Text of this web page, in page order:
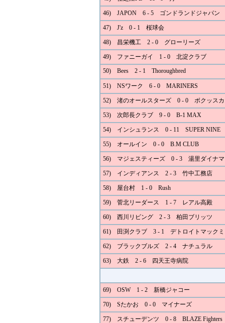
46) JAPON 6 - 5 ゴンドランドジャパン
47) J'z 0 - 1 桜球会
48) 昌栄機工 2 - 0 グローリーズ
49) ファニーガイ 1 - 0 北淀クラブ
50) Bees 2 - 1 Thoroughbred
51) NSワーク 6 - 0 MARINERS
52) 渚のオールスターズ 0 - 0 ボクッスカ
53) 次郎長クラブ 9 - 0 B-1 MAX
54) インシュランス 0 - 11 SUPER NINE
55) オールイン 0 - 0 B.M CLUB
56) マジェスティーズ 0 - 3 湯里ダイナマ
57) インディアンス 2 - 3 竹中工務店
58) 屋台村 1 - 0 Rush
59) 菅北リーダース 1 - 7 レアル高殿
60) 西川リビング 2 - 3 柏田ブリッツ
61) 田渕クラブ 3 - 1 デトロイトマックミ
62) ブラックブルズ 2 - 4 ナチュラル
63) 大鉄 2 - 6 四天王寺病院
69) OSW 1 - 2 新橋ジャコー
70) Sたかお 0 - 0 マイナーズ
77) スチューデンツ 0 - 8 BLAZE Fighters